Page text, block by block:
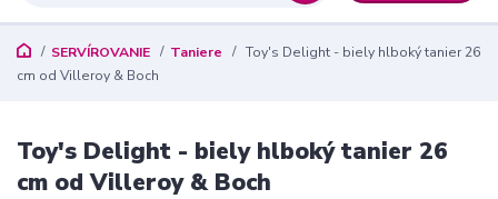
SERVÍROVANIE Taniere
Toy's Delight - biely hlboký tanier 26
cm od Villeroy & Boch
Toy's Delight - biely hlboký tanier 26
cm od Villeroy & Boch